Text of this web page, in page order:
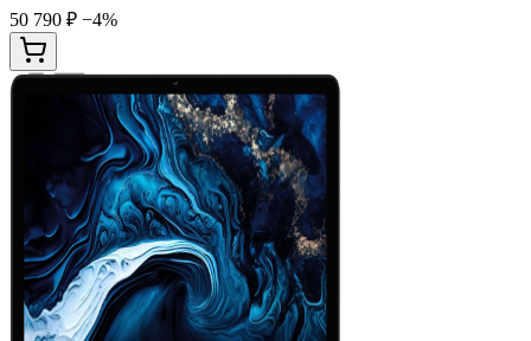
50 790 ₽ −4%